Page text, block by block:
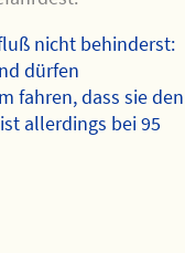
nicht behinderst:
dürfen
fahren, dass sie den
allerdings bei 95